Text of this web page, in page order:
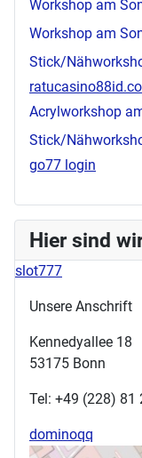
Workshop am
Workshop am
Stick/
Acrylworkshop
Stick/
go77 login
Hier sind
slot777
Unsere Anschrift
Kennedyallee 18
53175 Bonn
Tel: +49 (228) 81
dominoqq